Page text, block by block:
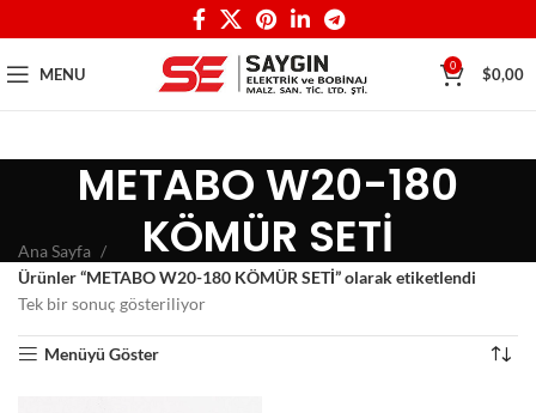
MENU 0 $0,00
METABO W20-180
KÖMÜR SETİ
Ana Sayfa
Ürünler “METABO W20-180 KÖMÜR SETİ” olarak etiketlendi
Tek bir sonuç gösteriliyor
Menüyü Göster